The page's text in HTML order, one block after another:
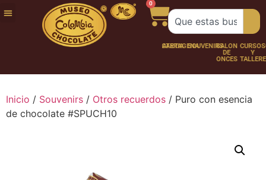
0
FUNDACIÓNNUESTRATRABAJA
CHOCOLATERÍA
CARTAGENASOUVENIRSSALÓN
DE
ONCES
CURSOS
Y
Inicio / Souvenirs / Otros recuerdos / Puro con esencia
de chocolate #SPUCH10